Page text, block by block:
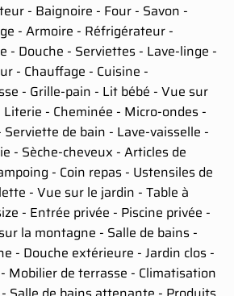
- Baignoire - Four - Savon -
- Armoire - Réfrigérateur -
- Douche - Serviettes - Lave-linge -
- Chauffage - Cuisine -
- Grille-pain - Lit bébé - Vue sur
- Cheminée - Micro-ondes -
de bain - Lave-vaisselle -
- Sèche-cheveux - Articles de
- Coin repas - Ustensiles de
- Vue sur le jardin - Table à
- Entrée privée - Piscine privée -
la montagne - Salle de bains -
- Douche extérieure - Jardin clos -
Mobilier de terrasse - Climatisation